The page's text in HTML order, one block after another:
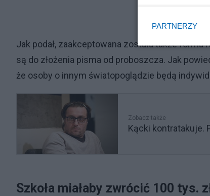
Jak podał, zaakceptowana została także
są do złożenia pisma od proboszcza. Jak
że osoby o innym światopoglądzie będą
Zobacz także
Kącki kontratakuje.
Szkoła miałaby zwrócić 100 tys.
PARTNERZY